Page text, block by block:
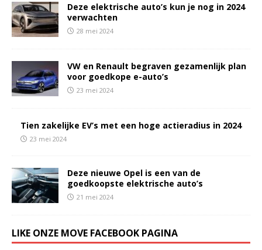
Deze elektrische auto’s kun je nog in 2024
verwachten
28 mei 2024
VW en Renault begraven gezamenlijk plan
voor goedkope e-auto’s
23 mei 2024
Tien zakelijke EV’s met een hoge actieradius in 2024
23 mei 2024
Deze nieuwe Opel is een van de
goedkoopste elektrische auto’s
21 mei 2024
LIKE ONZE MOVE FACEBOOK PAGINA